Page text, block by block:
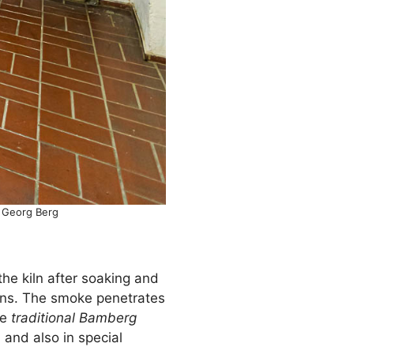
Berg
kiln after soaking and
The smoke penetrates
traditional Bamberg
also in special